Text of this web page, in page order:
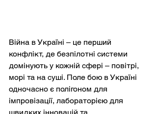
Війна в Україні – це перший
конфлікт, де безпілотні системи
домінують у кожній сфері – повітрі,
морі та на суші. Поле бою в Україні
одночасно є полігоном для
імпровізації, лабораторією для